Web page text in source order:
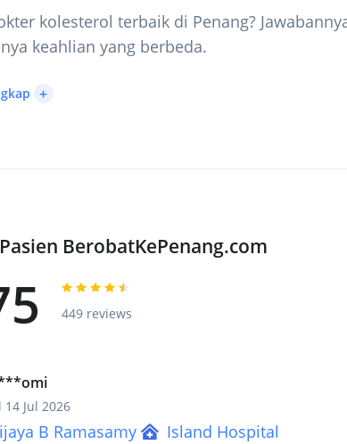
kolesterol terbaik di Penang?
keahlian yang berbeda.
+
BerobatKePenang.com
449 reviews
14 Jul 2026
B Ramasamy Island Hospital